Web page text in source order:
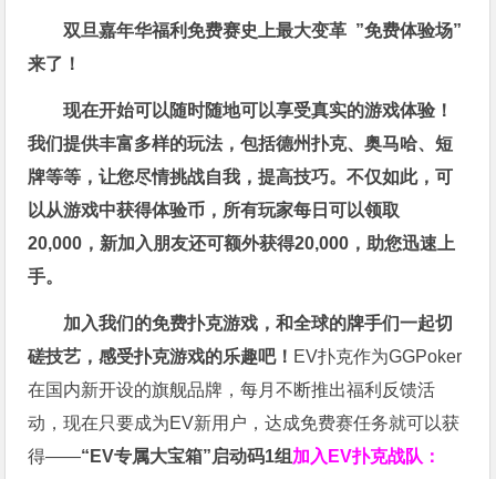
双旦嘉年华福利免费赛史上最大变革 ”免费体验场”
来了！
现在开始可以随时随地可以享受真实的游戏体验！
我们提供丰富多样的玩法，包括德州扑克、奥马哈、短
牌等等，让您尽情挑战自我，提高技巧。不仅如此，可
以从游戏中获得体验币，所有玩家每日可以领取
20,000，新加入朋友还可额外获得20,000，助您迅速上
手。
加入我们的免费扑克游戏，和全球的牌手们一起切
磋技艺，感受扑克游戏的乐趣吧！ EV扑克作为GGPoker
在国内新开设的旗舰品牌，每月不断推出福利反馈活
动，现在只要成为EV新用户，达成免费赛任务就可以获
得——“EV专属大宝箱”启动码1组 加入EV扑克战队：